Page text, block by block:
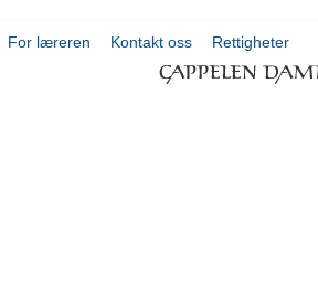
For læreren Kontakt oss Rettigheter